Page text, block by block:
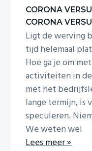
CORONA
CORONA
Ligt de werving
tijd helemaal
Hoe ga je om
activiteiten in
met het
lange termijn, is
speculeren.
We weten wel
Lees meer »